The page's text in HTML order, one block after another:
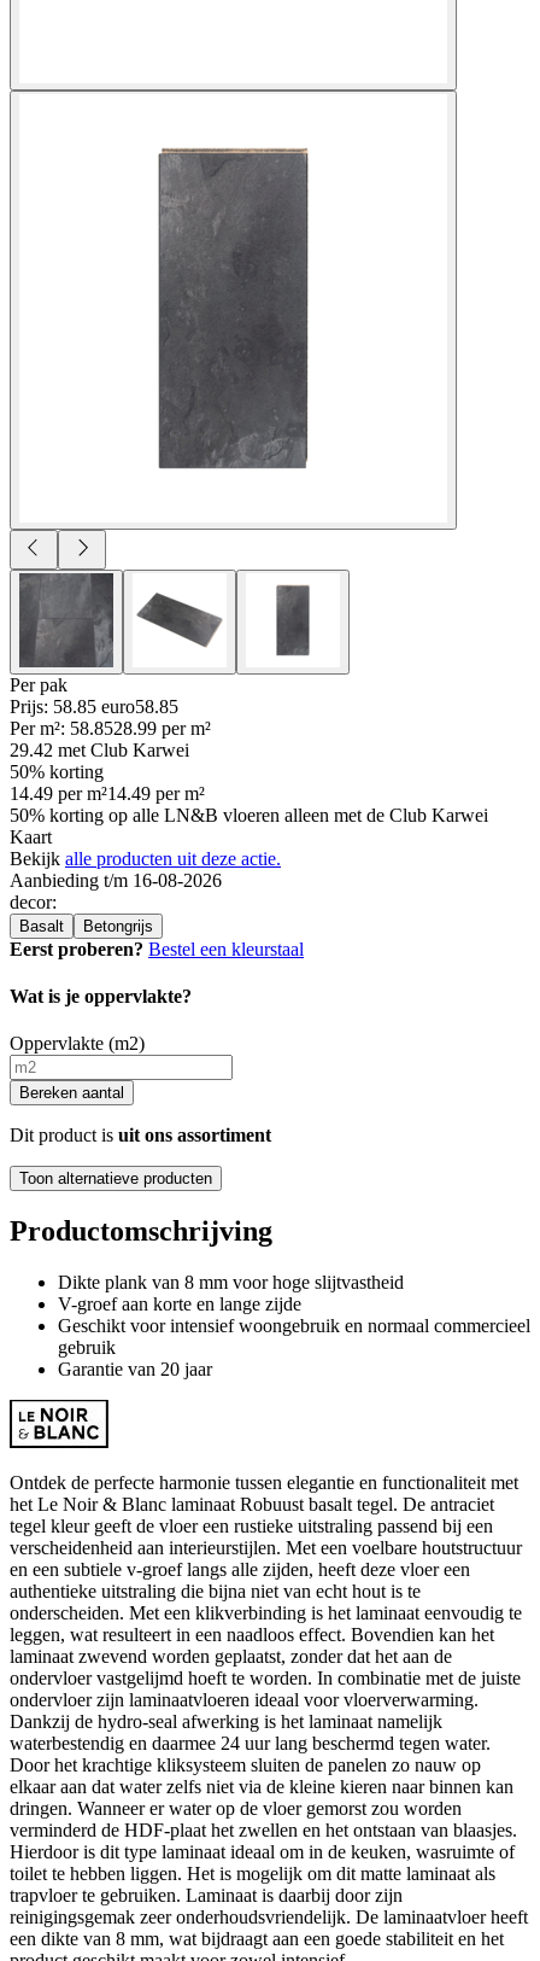
Per pak
Prijs: 58.85 euro58.85
Per m²: 58.8528.99 per m²
29.42 met Club Karwei
50% korting
14.49 per m²14.49 per m²
50% korting op alle LN&B vloeren alleen met de Club Karwei
Kaart
Bekijk alle producten uit deze actie.
Aanbieding t/m 16-08-2026
decor:
Basalt Betongrijs
Eerst proberen? Bestel een kleurstaal
Wat is je oppervlakte?
Oppervlakte (m2)
Bereken aantal
Dit product is uit ons assortiment
Toon alternatieve producten
Productomschrijving
Dikte plank van 8 mm voor hoge slijtvastheid
V-groef aan korte en lange zijde
Geschikt voor intensief woongebruik en normaal commercieel
gebruik
Garantie van 20 jaar
Ontdek de perfecte harmonie tussen elegantie en functionaliteit met
het Le Noir & Blanc laminaat Robuust basalt tegel. De antraciet
tegel kleur geeft de vloer een rustieke uitstraling passend bij een
verscheidenheid aan interieurstijlen. Met een voelbare houtstructuur
en een subtiele v-groef langs alle zijden, heeft deze vloer een
authentieke uitstraling die bijna niet van echt hout is te
onderscheiden. Met een klikverbinding is het laminaat eenvoudig te
leggen, wat resulteert in een naadloos effect. Bovendien kan het
laminaat zwevend worden geplaatst, zonder dat het aan de
ondervloer vastgelijmd hoeft te worden. In combinatie met de juiste
ondervloer zijn laminaatvloeren ideaal voor vloerverwarming.
Dankzij de hydro-seal afwerking is het laminaat namelijk
waterbestendig en daarmee 24 uur lang beschermd tegen water.
Door het krachtige kliksysteem sluiten de panelen zo nauw op
elkaar aan dat water zelfs niet via de kleine kieren naar binnen kan
dringen. Wanneer er water op de vloer gemorst zou worden
verminderd de HDF-plaat het zwellen en het ontstaan van blaasjes.
Hierdoor is dit type laminaat ideaal om in de keuken, wasruimte of
toilet te hebben liggen. Het is mogelijk om dit matte laminaat als
trapvloer te gebruiken. Laminaat is daarbij door zijn
reinigingsgemak zeer onderhoudsvriendelijk. De laminaatvloer heeft
een dikte van 8 mm, wat bijdraagt aan een goede stabiliteit en het